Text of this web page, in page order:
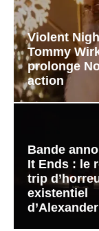
Violent
Tommy
prolonge
action
Bande
It Ends : le
trip
existentiel